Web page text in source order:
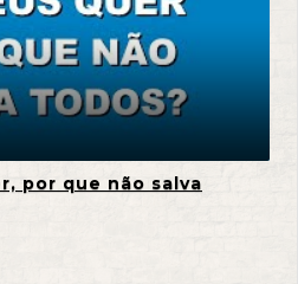
por que não salva